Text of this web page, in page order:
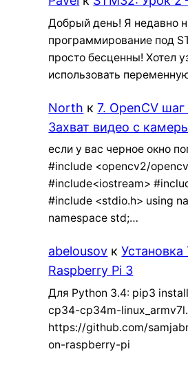
Добрый день! Я недавно
программирование под
просто бесценны! Хотел
использовать
North к7. OpenCV
Захват видео с
если у вас черное окно
#include <opencv2/
#include<iostream>
#include <stdio.h> using
namespace std;…
abelousov к
Raspberry Pi 3
Для Python 3.4: pip3
cp34-cp34m-
https://github.com/
on-raspberry-pi